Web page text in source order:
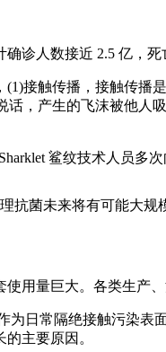
人数接近 2.5 亿，死
触传播，接触传播
，产生的飞沫被他
鲨纹技术人员多
菌未来将有可能大规
量巨大。各类生产、
常隔绝接触污染表
主要原因。